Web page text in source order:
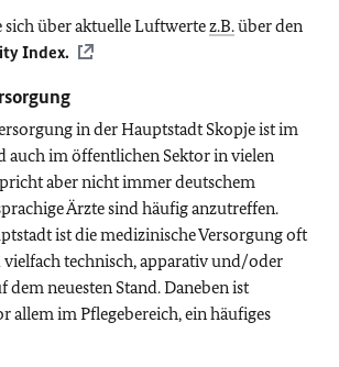
über aktuelle Luftwertez.B.über den
Index.
in der Hauptstadt Skopje ist im
auch im öffentlichen Sektor in vielen
aber nicht immer deutschem
Ärzte sind häufig anzutreffen.
ist die medizinische Versorgung oft
technisch, apparativ und/oder
dem neuesten Stand. Daneben ist
allem im Pflegebereich, ein häufiges